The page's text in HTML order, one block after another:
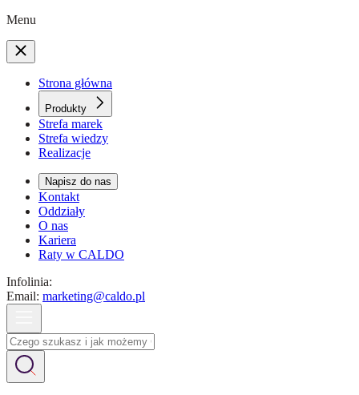
Menu
Strona główna
Produkty
Strefa marek
Strefa wiedzy
Realizacje
Napisz do nas
Kontakt
Oddziały
O nas
Kariera
Raty w CALDO
Infolinia:
Email: marketing@caldo.pl